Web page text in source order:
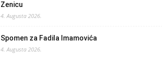
Zenicu
4. Augusta 2026.
Spomen za Fadila Imamovića
4. Augusta 2026.